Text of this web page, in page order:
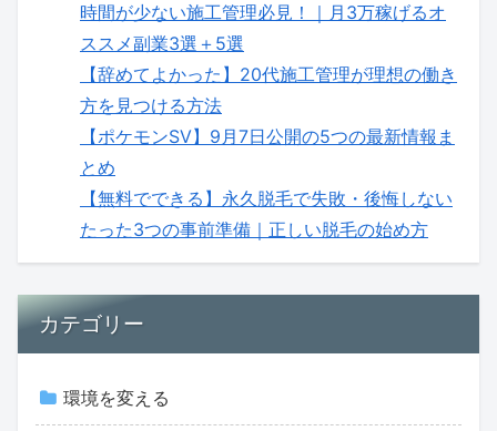
時間が少ない施工管理必見！｜月3万稼げるオ
ススメ副業3選＋5選
【辞めてよかった】20代施工管理が理想の働き
方を見つける方法
【ポケモンSV】9月7日公開の5つの最新情報ま
とめ
【無料でできる】永久脱毛で失敗・後悔しない
たった3つの事前準備｜正しい脱毛の始め方
カテゴリー
環境を変える